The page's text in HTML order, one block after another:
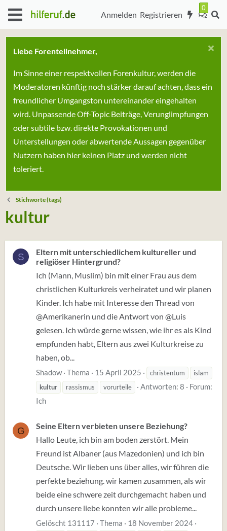
Anmelden Registrieren
Liebe Forenteilnehmer,
Im Sinne einer respektvollen Forenkultur, werden die
Moderatoren künftig noch stärker darauf achten, dass ein
freundlicher Umgangston untereinander eingehalten
wird. Unpassende Off-Topic Beiträge, Verunglimpfungen
oder subtile bzw. direkte Provokationen und
Unterstellungen oder abwertende Aussagen gegenüber
Nutzern haben hier keinen Platz und werden nicht
toleriert.
Stichworte (tags)
kultur
S
Eltern mit unterschiedlichem kultureller und
religiöser Hintergrund?
Ich (Mann, Muslim) bin mit einer Frau aus dem
christlichen Kulturkreis verheiratet und wir planen
Kinder. Ich habe mit Interesse den Thread von
@Amerikanerin und die Antwort von @Luis
gelesen. Ich würde gerne wissen, wie ihr es als Kind
empfunden habt, Eltern aus zwei Kulturkreise zu
haben, ob...
Shadow Thema 15 April 2025 christentum
islam
kultur
rassismus vorurteile Antworten: 8
Forum:
Ich
G
Seine Eltern verbieten unsere Beziehung?
Hallo Leute, ich bin am boden zerstört. Mein
Freund ist Albaner (aus Mazedonien) und ich bin
Deutsche. Wir lieben uns über alles, wir führen die
perfekte beziehung. wir kamen zusammen, als wir
beide eine schwere zeit durchgemacht haben und
durch unsere liebe konnten wir alle probleme...
Gelöscht 131117 Thema 18 November 2024